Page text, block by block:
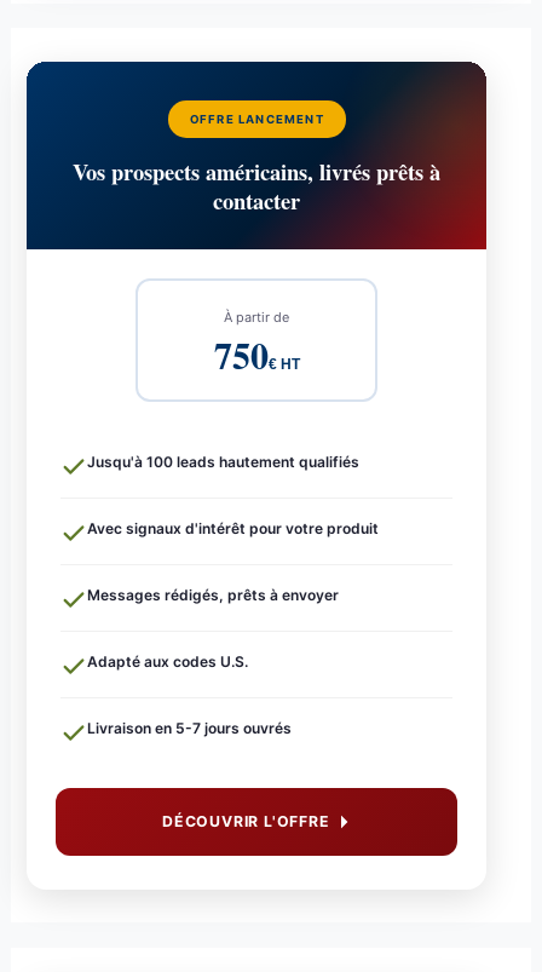
OFFRE LANCEMENT
Vos prospects américains, livrés prêts à
contacter
À partir de
750€ HT
Jusqu'à 100 leads hautement qualifiés
Avec signaux d'intérêt pour votre produit
Messages rédigés, prêts à envoyer
Adapté aux codes U.S.
Livraison en 5-7 jours ouvrés
DÉCOUVRIR L'OFFRE